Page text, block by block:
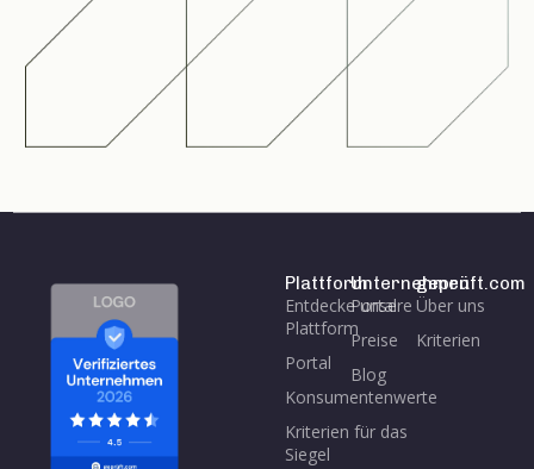
Plattform
Entdecke unsere
Plattform
Portal
Konsumentenwerte
Kriterien für das
Siegel
Unternehmen
Portal
Preise
Blog
geprüft.com
Über uns
Kriterien